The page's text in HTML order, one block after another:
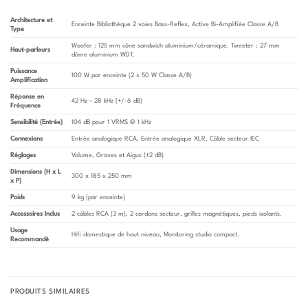
Architecture et
Type
Enceinte Bibliothèque 2 voies Bass-Reflex, Active Bi-Amplifiée Classe A/B
Haut-parleurs
Woofer : 125 mm cône sandwich aluminium/céramique. Tweeter : 27 mm
dôme aluminium WDT.
Puissance
Amplification
100 W par enceinte (2 x 50 W Classe A/B)
Réponse en
Fréquence
42 Hz – 28 kHz (+/-6 dB)
Sensibilité (Entrée) 104 dB pour 1 VRMS @ 1 kHz
Connexions Entrée analogique RCA, Entrée analogique XLR, Câble secteur IEC
Réglages Volume, Graves et Aigus (±2 dB)
Dimensions (H x L
x P)
300 x 185 x 250 mm
Poids 9 kg (par enceinte)
Accessoires Inclus 2 câbles RCA (3 m), 2 cordons secteur, grilles magnétiques, pieds isolants.
Usage
Recommandé
Hifi domestique de haut niveau, Monitoring studio compact.
PRODUITS SIMILAIRES